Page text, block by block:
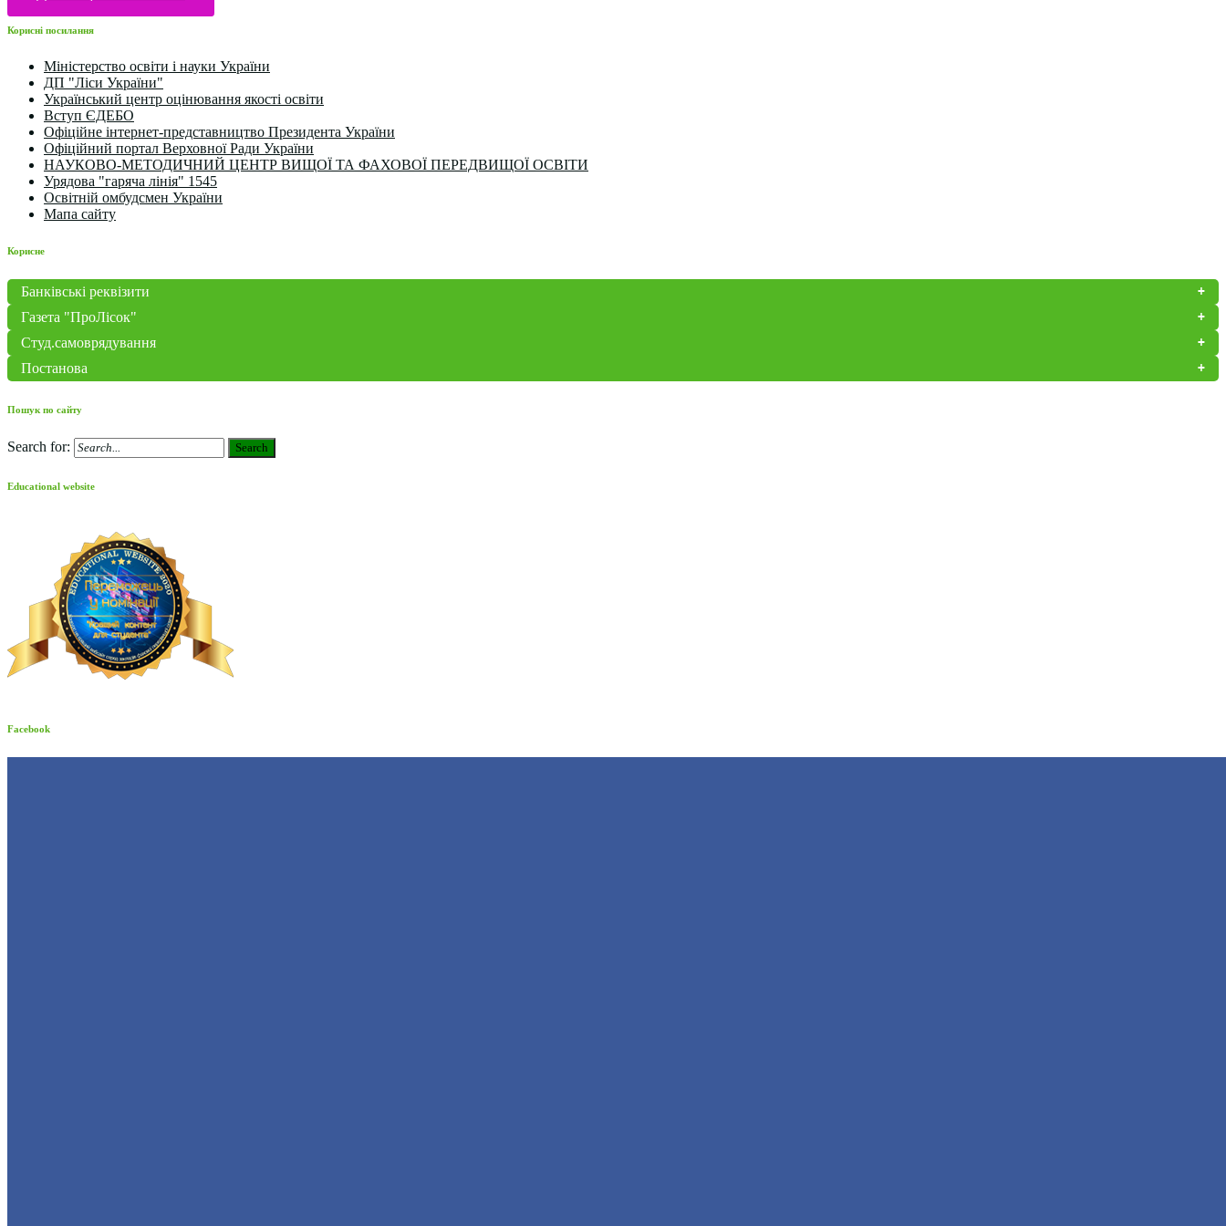
Корисні посилання
Міністерство освіти і науки України
ДП "Ліси України"
Український центр оцінювання якості освіти
Вступ ЄДЕБО
Офіційне інтернет-представництво Президента України
Офіційний портал Верховної Ради України
НАУКОВО-МЕТОДИЧНИЙ ЦЕНТР ВИЩОЇ ТА ФАХОВОЇ ПЕРЕДВИЩОЇ ОСВІТИ
Урядова "гаряча лінія" 1545
Освітній омбудсмен України
Мапа сайту
Корисне
Банківські реквізити
Газета "ПроЛісок"
Студ.самоврядування
Постанова
Пошук по сайту
Search for: Search
Educational website
Facebook